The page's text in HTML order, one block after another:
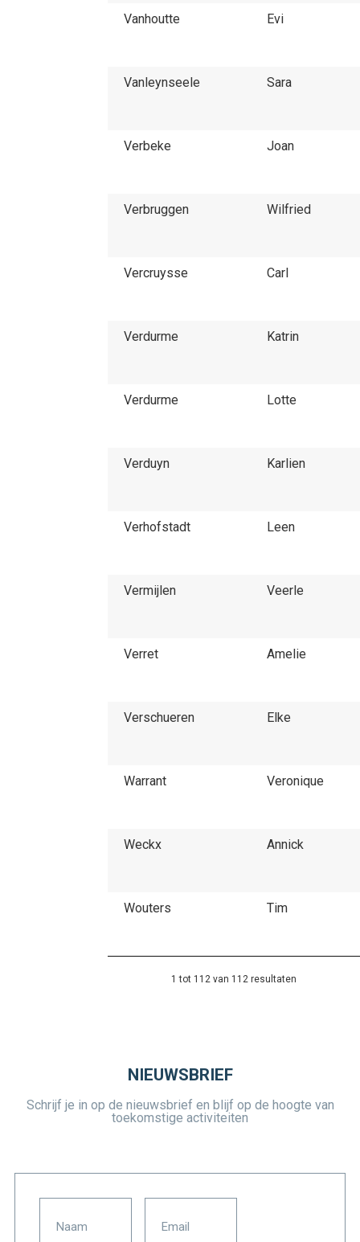
Vanhoutte Evi
Vanleynseele Sara
Verbeke Joan
Verbruggen Wilfried
Vercruysse Carl
Verdurme Katrin
Verdurme Lotte
Verduyn Karlien
Verhofstadt Leen
Vermijlen Veerle
Verret Amelie
Verschueren Elke
Warrant Veronique
Weckx Annick
Wouters Tim
1 tot 112 van 112 resultaten
NIEUWSBRIEF
Schrijf je in op de nieuwsbrief en blijf op de hoogte van
toekomstige activiteiten